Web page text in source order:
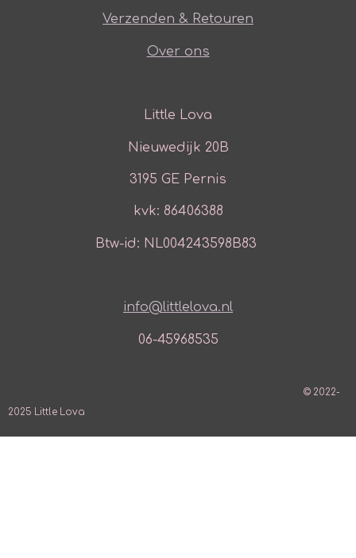
Verzenden & Retouren
Over ons
Little Lova
Nieuwedijk 20B
3195 GE Pernis
kvk: 86406388
Btw-id: NL004243598B83
info@littlelova.nl
06-45968535
© 2022-
2025 Little Lova